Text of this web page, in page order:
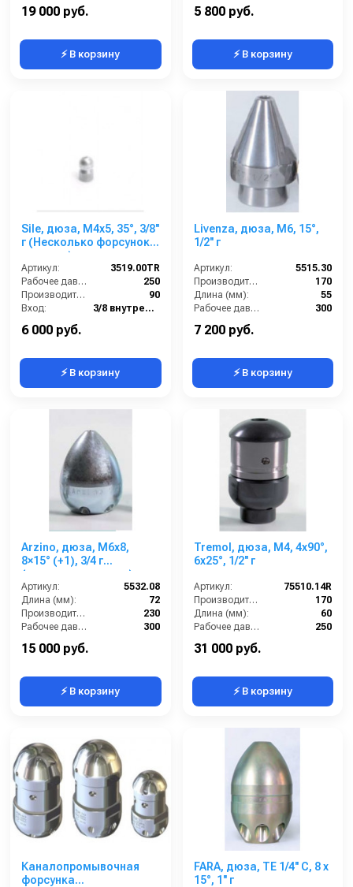
19 000 руб.
⚡ В корзину
5 800 руб.
⚡ В корзину
Sile, дюза, M4x5, 35°, 3/8''
г (Несколько форсунок
спереди)
Артикул:
3519.00TR
Рабочее давление (бар):
250
Производительность (л/мин):
90
Вход:
3/8 внутренняя резьба
6 000 руб.
⚡ В корзину
Livenza, дюза, M6, 15°,
1/2'' г
Артикул:
5515.30
Производительность (л/мин):
170
Длина (мм):
55
Рабочее давление (бар):
300
7 200 руб.
⚡ В корзину
Arzino, дюза, M6x8,
8×15° (+1), 3/4 г
(стальные вставки)
Артикул:
5532.08
Длина (мм):
72
Производительность (л/мин):
230
Рабочее давление (бар):
300
15 000 руб.
⚡ В корзину
Tremol, дюза, M4, 4x90°,
6x25°, 1/2'' г
Артикул:
75510.14R
Производительность (л/мин):
170
Длина (мм):
60
Рабочее давление (бар):
250
31 000 руб.
⚡ В корзину
Каналопромывочная
форсунка
FARA, дюза, TE 1/4'' C, 8 x
15°, 1'' г